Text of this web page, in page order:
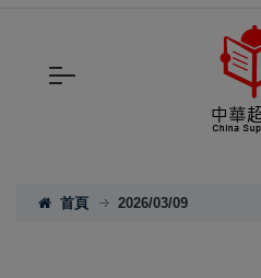
首頁 2026/03/09